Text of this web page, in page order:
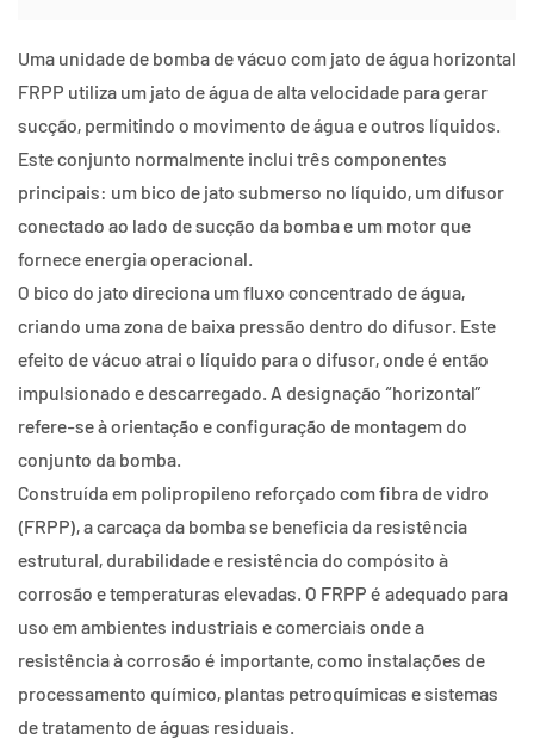
Uma unidade de bomba de vácuo com jato de água horizontal
FRPP utiliza um jato de água de alta velocidade para gerar
sucção, permitindo o movimento de água e outros líquidos.
Este conjunto normalmente inclui três componentes
principais: um bico de jato submerso no líquido, um difusor
conectado ao lado de sucção da bomba e um motor que
fornece energia operacional.
O bico do jato direciona um fluxo concentrado de água,
criando uma zona de baixa pressão dentro do difusor. Este
efeito de vácuo atrai o líquido para o difusor, onde é então
impulsionado e descarregado. A designação “horizontal”
refere-se à orientação e configuração de montagem do
conjunto da bomba.
Construída em polipropileno reforçado com fibra de vidro
(FRPP), a carcaça da bomba se beneficia da resistência
estrutural, durabilidade e resistência do compósito à
corrosão e temperaturas elevadas. O FRPP é adequado para
uso em ambientes industriais e comerciais onde a
resistência à corrosão é importante, como instalações de
processamento químico, plantas petroquímicas e sistemas
de tratamento de águas residuais.